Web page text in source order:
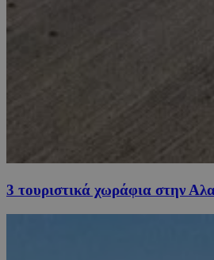
3 τουριστικά χωράφια στην